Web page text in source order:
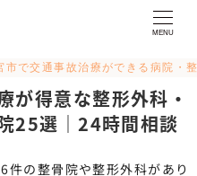
MENU
市で交通事故治療ができる病院・
が得意な整形外科・
25選｜24時間相談
件の整骨院や整形外科があり